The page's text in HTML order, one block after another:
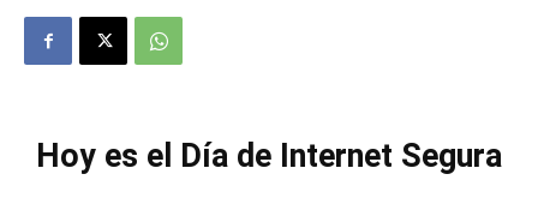
Hoy es el Día de Internet Segura